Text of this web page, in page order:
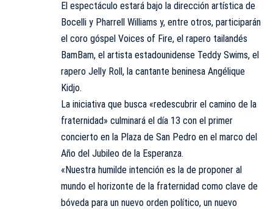
El espectáculo estará bajo la dirección artística de
Bocelli y Pharrell Williams y, entre otros, participarán
el coro góspel Voices of Fire, el rapero tailandés
BamBam, el artista estadounidense Teddy Swims, el
rapero Jelly Roll, la cantante beninesa Angélique
Kidjo.
La iniciativa que busca «redescubrir el camino de la
fraternidad» culminará el día 13 con el primer
concierto en la Plaza de San Pedro en el marco del
Año del Jubileo de la Esperanza.
«Nuestra humilde intención es la de proponer al
mundo el horizonte de la fraternidad como clave de
bóveda para un nuevo orden político, un nuevo